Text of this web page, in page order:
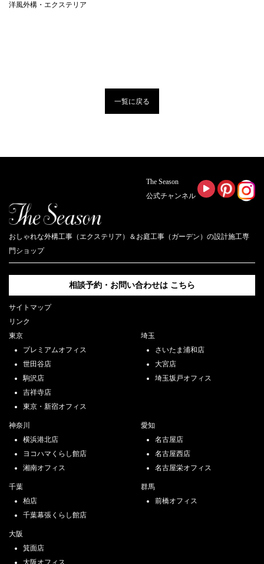
洋風外構・エクステリア
一覧に戻る
The Season
公式チャンネル
おしゃれな外構工事（エクステリア）＆お庭工事（ガーデン）の設計施工専
門ショップ
相談予約・お問い合わせは こちら
サイトマップ
リンク
東京
プレミアムオフィス
世田谷店
駒沢店
吉祥寺店
東京・新宿オフィス
千葉
柏店
千葉幕張くらし館店
群馬
前橋オフィス
愛知
名古屋店
名古屋西店
名古屋栄オフィス
神奈川
横浜港北店
ヨコハマくらし館店
湘南オフィス
埼玉
さいたま浦和店
大宮店
埼玉坂戸オフィス
大阪
箕面店
大阪オフィス